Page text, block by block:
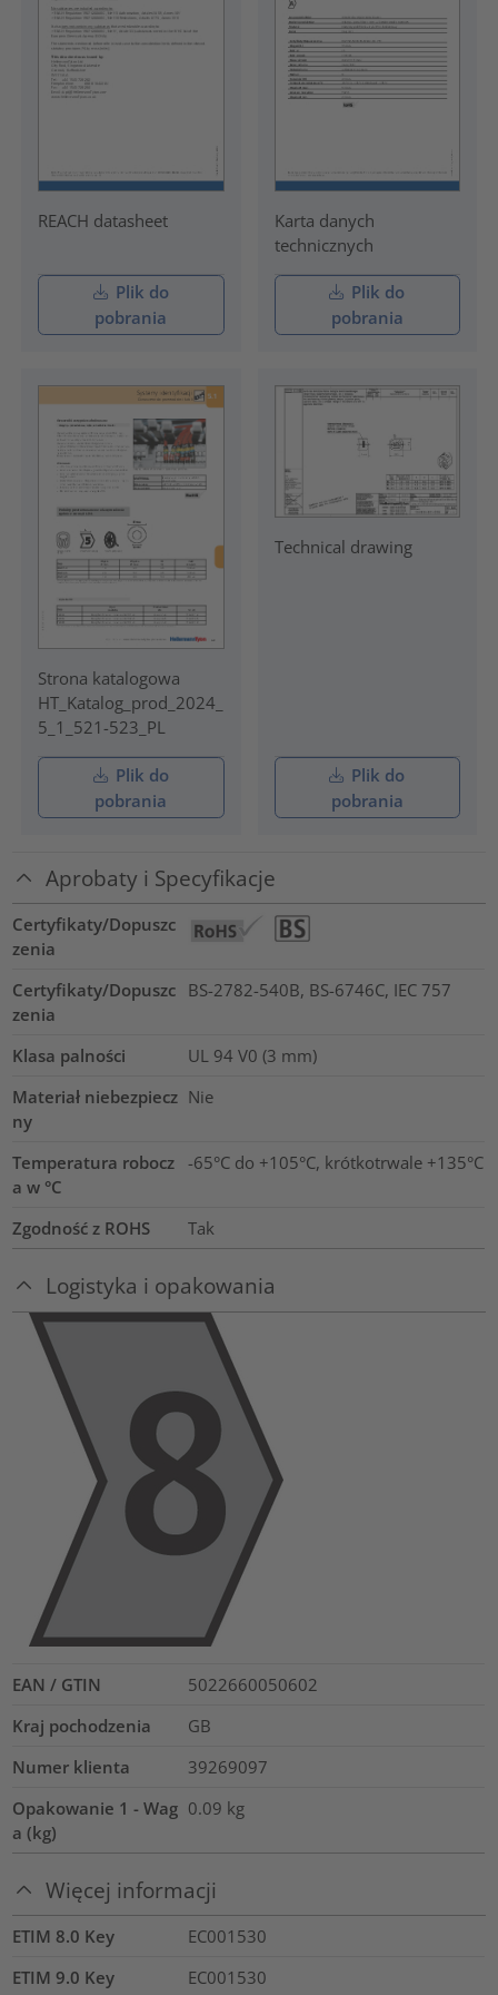
REACH datasheet
Plik do
pobrania
Karta danych
technicznych
Plik do
pobrania
Strona katalogowa
HT_Katalog_prod_2024_
5_1_521-523_PL
Plik do
pobrania
Technical drawing
Plik do
pobrania
Aprobaty i Specyfikacje
Certyfikaty/Dopuszc
zenia
Certyfikaty/Dopuszc
zenia
BS-2782-540B, BS-6746C, IEC 757
Klasa palności
UL 94 V0 (3 mm)
Materiał niebezpiecz
ny
Nie
Temperatura robocz
a w °C
-65°C do +105°C, krótkotrwale +135°C
Zgodność z ROHS Tak
Logistyka i opakowania
EAN / GTIN
5022660050602
Kraj pochodzenia
GB
Numer klienta
39269097
Opakowanie 1 - Wag
a (kg)
0.09 kg
Więcej informacji
ETIM 8.0 Key
EC001530
ETIM 9.0 Key
EC001530